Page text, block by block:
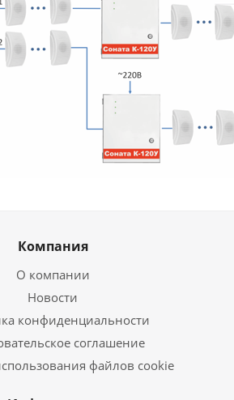
Компания
О компании
Новости
конфиденциальности
соглашение
файлов cookie